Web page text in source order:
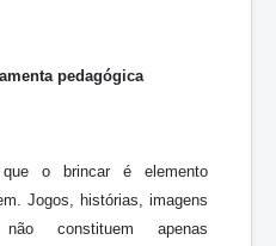
pedagógica
que o brincar é elemento
Jogos, histórias, imagens
constituem apenas